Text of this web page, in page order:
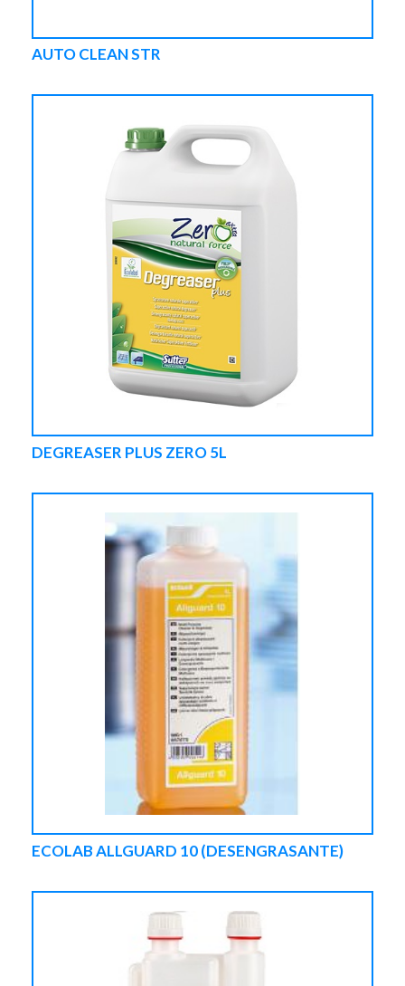
AUTO CLEAN STR
DEGREASER PLUS ZERO 5L
ECOLAB ALLGUARD 10 (DESENGRASANTE)